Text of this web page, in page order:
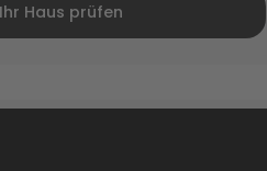
Haus prüfen